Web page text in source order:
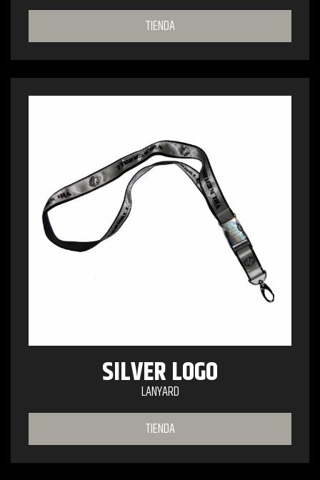
TIENDA
SILVER LOGO
LANYARD
TIENDA